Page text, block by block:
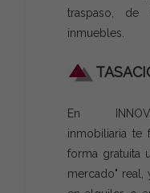
traspaso,
inmuebles.
En
inmobiliaria te
forma gratuita
mercado" real,